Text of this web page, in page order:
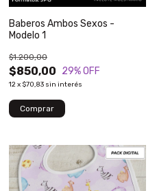
Baberos Ambos Sexos -
Modelo 1
$850,00
$1.200,00
29% OFF
12x $70,83 sin interés